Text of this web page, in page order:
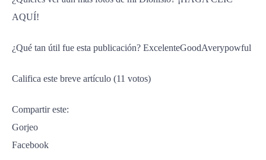
AQUÍ!
¿Qué tan útil fue esta publicación? ExcelenteGoodAverypowful
Califica este breve artículo (11 votos)
Compartir este:
Gorjeo
Facebook